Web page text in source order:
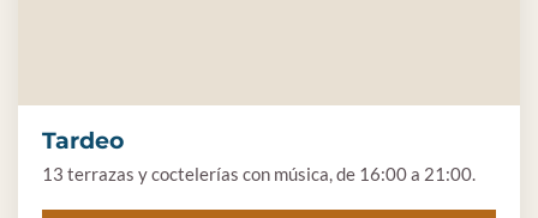
Tardeo
13 terrazas y coctelerías con música, de 16:00 a 21:00.